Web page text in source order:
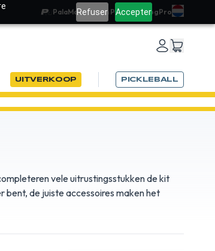
Refuser Accepter
PalaMatchTeam PadelRefBlogPro
UITVERKOOP PICKLEBALL
vele uitrustingsstukken de kit
bent, de juiste accessoires maken het